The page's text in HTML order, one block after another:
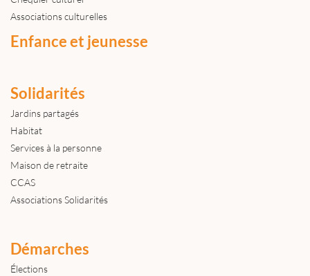
Associations culturelles
Enfance et jeunesse
Solidarités
Jardins partagés
Habitat
Services à la personne
Maison de retraite
CCAS
Associations Solidarités
Démarches
Élections